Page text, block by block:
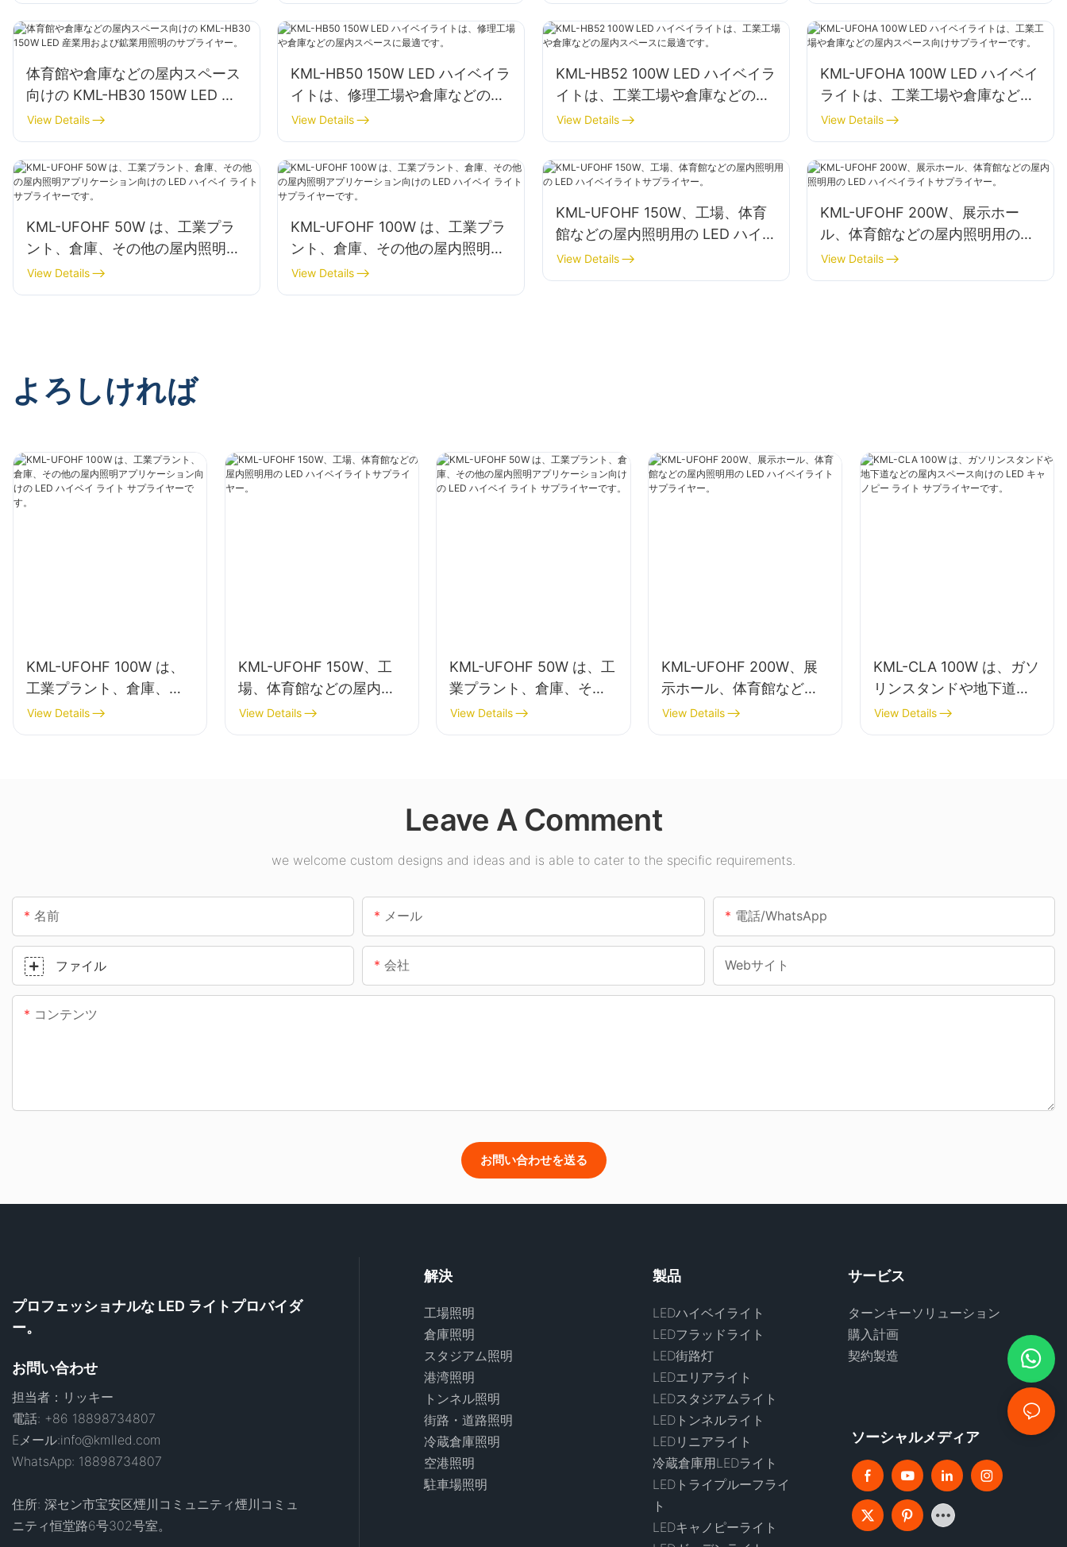
体育館や倉庫などの屋内スペース
向けの KML-HB30 150W LED 産
業用および鉱業用照明のサプライ
ヤー。
View Details
KML-HB50 150W LED ハイベイラ
イトは、修理工場や倉庫などの屋
内スペースに最適です。
View Details
KML-HB52 100W LED ハイベイラ
イトは、工業工場や倉庫などの屋
内スペースに最適です。
View Details
KML-UFOHA 100W LED ハイベイ
ライトは、工業工場や倉庫などの
屋内スペース向けサプライヤーで
す。
View Details
KML-UFOHF 50W は、工業プラ
ント、倉庫、その他の屋内照明ア
プリケーション向けの LED ハイ
ベイ ライト サプライヤーです。
View Details
KML-UFOHF 100W は、工業プラ
ント、倉庫、その他の屋内照明ア
プリケーション向けの LED ハイ
ベイ ライト サプライヤーです。
View Details
KML-UFOHF 150W、工場、体育
館などの屋内照明用の LED ハイ
ベイライトサプライヤー。
View Details
KML-UFOHF 200W、展示ホー
ル、体育館などの屋内照明用の
LED ハイベイライトサプライヤ
ー。
View Details
よろしければ
KML-UFOHF 100W は、
工業プラント、倉庫、そ
の他の屋内照明アプリケ
ーション向けの LED ハイ
View Details
KML-UFOHF 150W、工
場、体育館などの屋内照
明用の LED ハイベイライ
トサプライヤー。
View Details
KML-UFOHF 50W は、工
業プラント、倉庫、その
他の屋内照明アプリケー
ション向けの LED ハイベ
View Details
KML-UFOHF 200W、展
示ホール、体育館などの
屋内照明用の LED ハイベ
イライトサプライヤー。
View Details
KML-CLA 100W は、ガソ
リンスタンドや地下道な
どの屋内スペース向けの
LED キャノピー ライト サ
View Details
Leave A Comment
we welcome custom designs and ideas and is able to cater to the specific requirements.
名前 メール 電話/WhatsApp
ファイル 会社 Webサイト
コンテンツ
お問い合わせを送る
プロフェッショナルな LED ライトプロバイダ
ー。
お問い合わせ
担当者：リッキー
電話: +86 18898734807
Eメール:info@kmlled.com
WhatsApp: 18898734807
住所: 深セン市宝安区煙川コミュニティ煙川コミュ
ニティ恒堂路6号302号室。
解決
工場照明
倉庫照明
スタジアム照明
港湾照明
トンネル照明
街路・道路照明
冷蔵倉庫照明
空港照明
駐車場照明
製品
LEDハイベイライト
LEDフラッドライト
LED街路灯
LEDエリアライト
LEDスタジアムライト
LEDトンネルライト
LEDリニアライト
冷蔵倉庫用LEDライト
LEDトライプルーフライ
ト
LEDキャノピーライト
サービス
ターンキーソリューション
購入計画
契約製造
ソーシャルメディア